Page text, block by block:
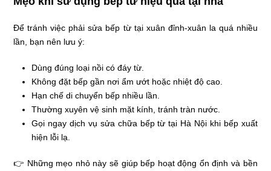
Để tránh việc phải sửa bếp từ tại xuân đỉnh-xuân la quá nhiều
lần, bạn nên lưu ý:
Dùng đúng loại nồi có đáy từ.
Không đặt bếp gần nơi ẩm ướt hoặc nhiệt độ cao.
Hạn chế di chuyển bếp nhiều lần.
Thường xuyên vệ sinh mặt kính, tránh tràn nước.
Gọi ngay dịch vụ sửa chữa bếp từ tại Hà Nội khi bếp xuất
hiện lỗi lạ.
👉 Những mẹo nhỏ này sẽ giúp bếp hoạt động ổn định và bền